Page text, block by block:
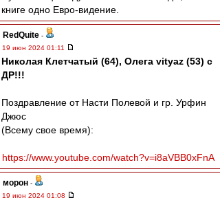
книге одно Евро-видение.
RedQuite -
19 июн 2024 01:11
Николая Клетчатый (64), Олега vityaz (53) с
ДР!!!
Поздравление от Насти Полевой и гр. Урфин
Джюс
(Всему свое время):
https://www.youtube.com/watch?v=i8aVBB0xFnA
морон -
19 июн 2024 01:08